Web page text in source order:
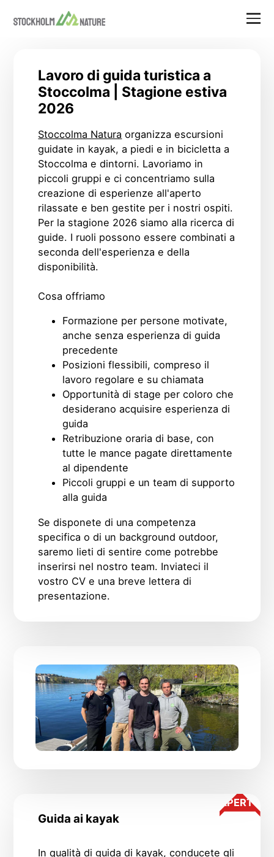
Lavoro di guida turistica a
Stoccolma | Stagione estiva
2026
Stoccolma Natura organizza escursioni
guidate in kayak, a piedi e in bicicletta a
Stoccolma e dintorni. Lavoriamo in
piccoli gruppi e ci concentriamo sulla
creazione di esperienze all'aperto
rilassate e ben gestite per i nostri ospiti.
Per la stagione 2026 siamo alla ricerca di
guide. I ruoli possono essere combinati a
seconda dell'esperienza e della
disponibilità.
Cosa offriamo
Formazione per persone motivate,
anche senza esperienza di guida
precedente
Posizioni flessibili, compreso il
lavoro regolare e su chiamata
Opportunità di stage per coloro che
desiderano acquisire esperienza di
guida
Retribuzione oraria di base, con
tutte le mance pagate direttamente
al dipendente
Piccoli gruppi e un team di supporto
alla guida
Se disponete di una competenza
specifica o di un background outdoor,
saremo lieti di sentire come potrebbe
inserirsi nel nostro team. Inviateci il
vostro CV e una breve lettera di
presentazione.
Guida ai kayak
In qualità di guida di kayak, conducete gli
APERTO